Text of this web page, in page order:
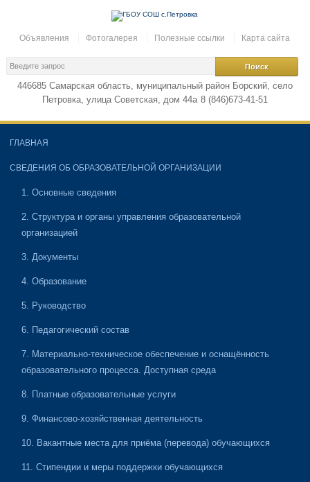
Объявления Фотогалерея Полезные ссылки Карта сайта
446685 Самарская область, муниципальный район Борский, село
Петровка, улица Советская, дом 44а 8 (846)673-41-51
ГЛАВНАЯ
СВЕДЕНИЯ ОБ ОБРАЗОВАТЕЛЬНОЙ ОРГАНИЗАЦИИ
1. Основные сведения
2. Структура и органы управления образовательной
организацией
3. Документы
4. Образование
5. Руководство
6. Педагогический состав
7. Материально-техническое обеспечение и оснащённость
образовательного процесса. Доступная среда
8. Платные образовательные услуги
9. Финансово-хозяйственная деятельность
10. Вакантные места для приёма (перевода) обучающихся
11. Стипендии и меры поддержки обучающихся